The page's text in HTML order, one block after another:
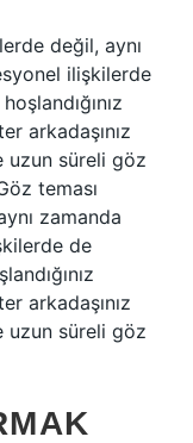
değil, aynı
ilişkilerde
arkadaşınız
uzun süreli göz
teması
zamanda
de
arkadaşınız
uzun süreli göz